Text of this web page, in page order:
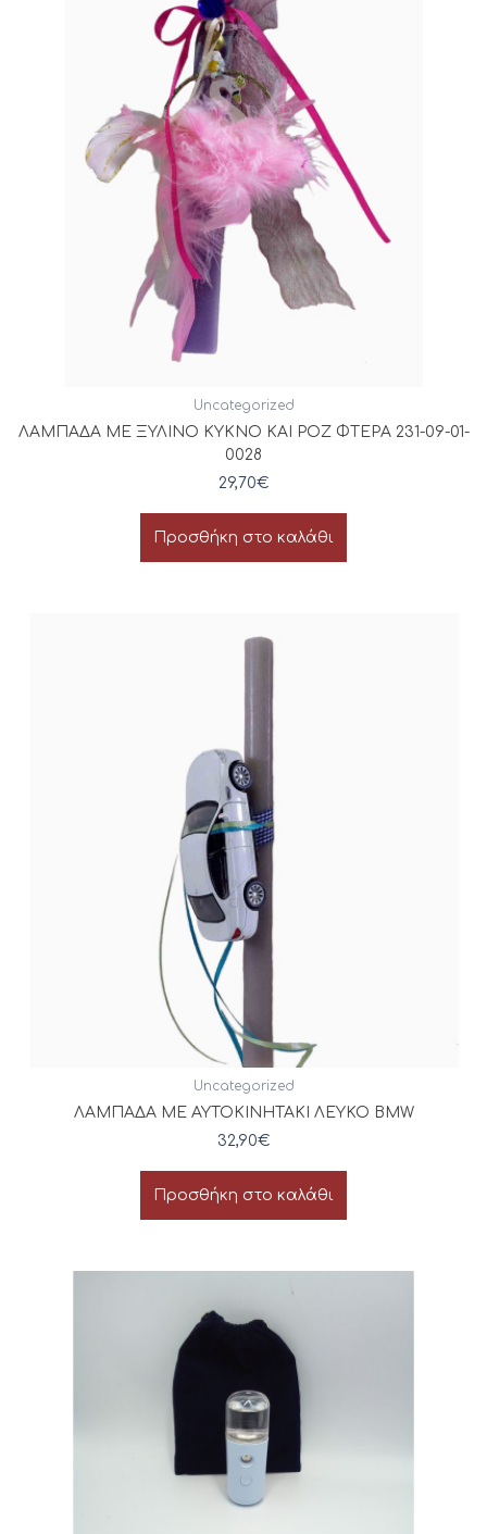
Uncategorized
ΛΑΜΠΑΔΑ ΜΕ ΞΥΛΙΝΟ ΚΥΚΝΟ ΚΑΙ ΡΟΖ ΦΤΕΡΑ 231-09-01-
0028
29,70€
Προσθήκη στο καλάθι
Uncategorized
ΛΑΜΠΑΔΑ ΜΕ ΑΥΤΟΚΙΝΗΤΑΚΙ ΛΕΥΚΟ BMW
32,90€
Προσθήκη στο καλάθι